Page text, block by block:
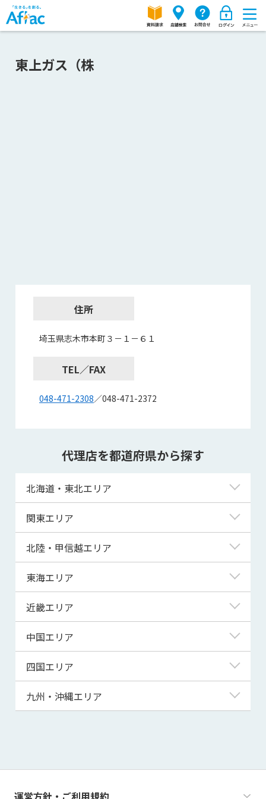
東上ガス（株
住所
埼玉県志木市本町３－１－６１
TEL／FAX
048-471-2308／048-471-2372
代理店を都道府県から探す
北海道・東北エリア
北海道
青森県
宮城県
秋田県
山形県
関東エリア
東京都
神奈川県
埼玉県
千葉県
茨城県
群馬県
北陸・甲信越エリア
新潟県
富山県
福井県
山梨県
長野県
東海エリア
岐阜県
静岡県
三重県
近畿エリア
滋賀県
京都府
大阪府
兵庫県
和歌山県
中国エリア
鳥取県
島根県
山口県
四国エリア
徳島県
高知県
九州・沖縄エリア
運営方針・ご利用規約